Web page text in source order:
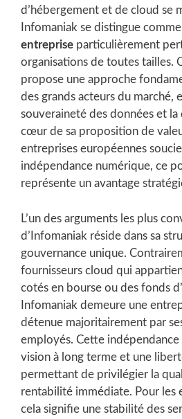
d’hébergement et de cloud se
Infomaniak se distingue
entreprise particulièrement
organisations de toutes tailles.
propose une approche
des grands acteurs du marché,
souveraineté des données et
cœur de sa proposition de
entreprises européennes
indépendance numérique, ce
représente un avantage
L’un des arguments les plus
d’Infomaniak réside dans sa
gouvernance unique.
fournisseurs cloud qui
cotés en bourse ou des fonds
Infomaniak demeure une
détenue majoritairement par
employés. Cette
vision à long terme et une
permettant de privilégier la
rentabilité immédiate. Pour les
cela signifie une stabilité des